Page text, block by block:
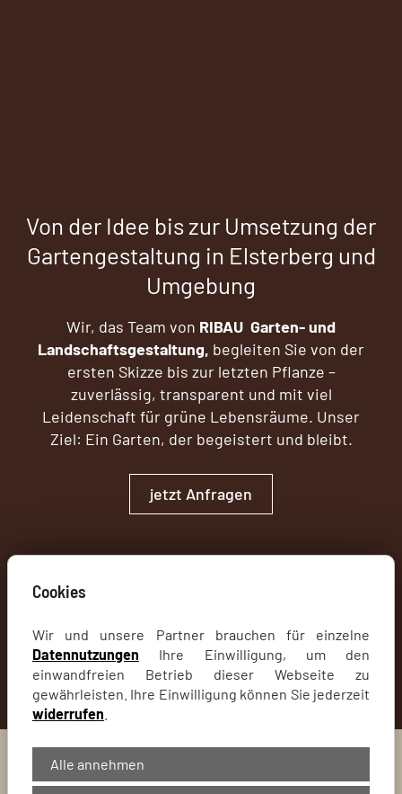
Von der Idee bis zur Umsetzung der
Gartengestaltung in Elsterberg und
Umgebung
Wir, das Team von RIBAU Garten- und
Landschaftsgestaltung, begleiten Sie von der
ersten Skizze bis zur letzten Pflanze –
zuverlässig, transparent und mit viel
Leidenschaft für grüne Lebensräume. Unser
Ziel: Ein Garten, der begeistert und bleibt.
jetzt Anfragen
Cookies
Wir und unsere Partner brauchen für einzelne
Datennutzungen Ihre Einwilligung, um den
einwandfreien Betrieb dieser Webseite zu
gewährleisten. Ihre Einwilligung können Sie jederzeit
widerrufen
Alle annehmen